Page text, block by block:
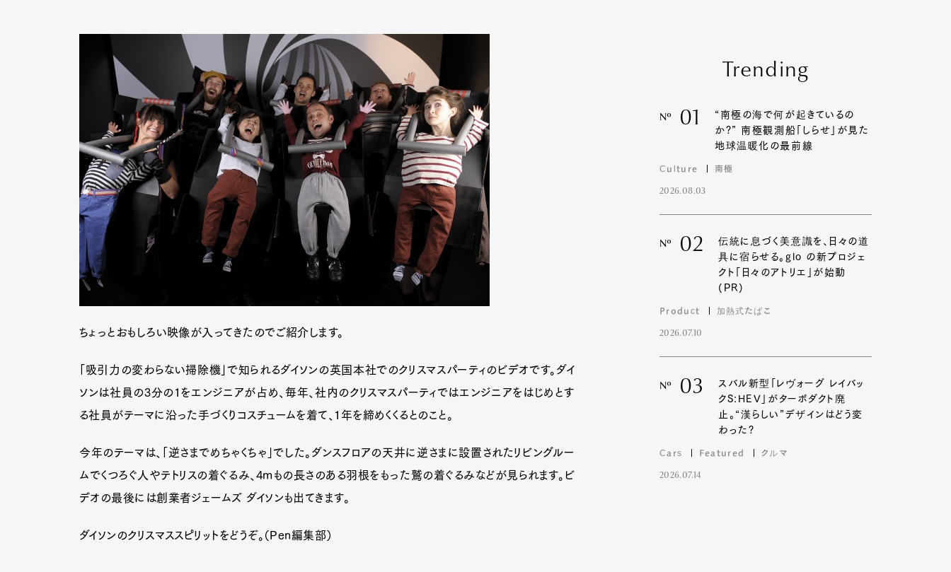
ちょっとおもしろい映像が入ってきたのでご紹介します。
「吸引力の変わらない掃除機」で知られるダイソンの英国本社でのクリスマスパーティのビデオです。ダイ
ソンは社員の3分の1をエンジニアが占め、毎年、社内のクリスマスパーティではエンジニアをはじめとす
る社員がテーマに沿った手づくりコスチュームを着て、1年を締めくくるとのこと。
今年のテーマは、「逆さまでめちゃくちゃ」でした。ダンスフロアの天井に逆さまに設置されたリビングルー
ムでくつろぐ人やテトリスの着ぐるみ、4mもの長さのある羽根をもった鷲の着ぐるみなどが見られます。ビ
デオの最後には創業者ジェームズ ダイソンも出てきます。
ダイソンのクリスマススピリットをどうぞ。（Pen編集部）
Trending
Nº 01
“南極の海で何が起きているの
か?” 南極観測船「しらせ」が見た
地球温暖化の最前線
Culture 南極
2026.08.03
Nº 02
伝統に息づく美意識を、日々の道
具に宿らせる。glo の新プロジェ
クト「日々のアトリエ」が始動
(PR)
Product 加熱式たばこ
2026.07.10
Nº 03
スバル新型「レヴォーグ レイバッ
クS:HEV」がターボダクト廃
止。“漢らしい”デザインはどう変
わった?
Cars Featured クルマ
2026.07.14